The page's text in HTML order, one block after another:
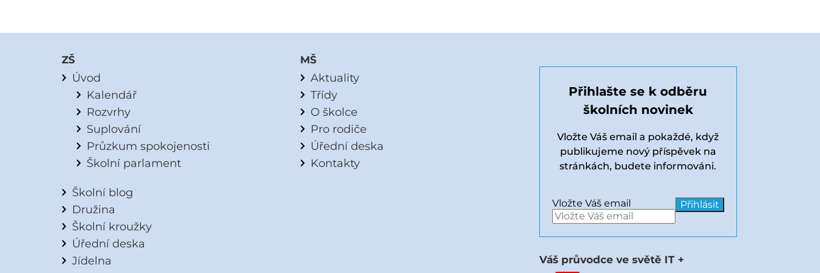
ZŠ
Úvod
Kalendář
Rozvrhy
Suplování
Průzkum spokojenosti
Školní parlament
Školní blog
Družina
Školní kroužky
Úřední deska
Jídelna
MŠ
Aktuality
Třídy
O školce
Pro rodiče
Úřední deska
Kontakty
Přihlašte se k odběru
školních novinek
Vložte Váš email a pokaždé, když
publikujeme nový příspěvek na
stránkách, budete informováni.
Vložte Váš email
Váš průvodce ve světě IT +